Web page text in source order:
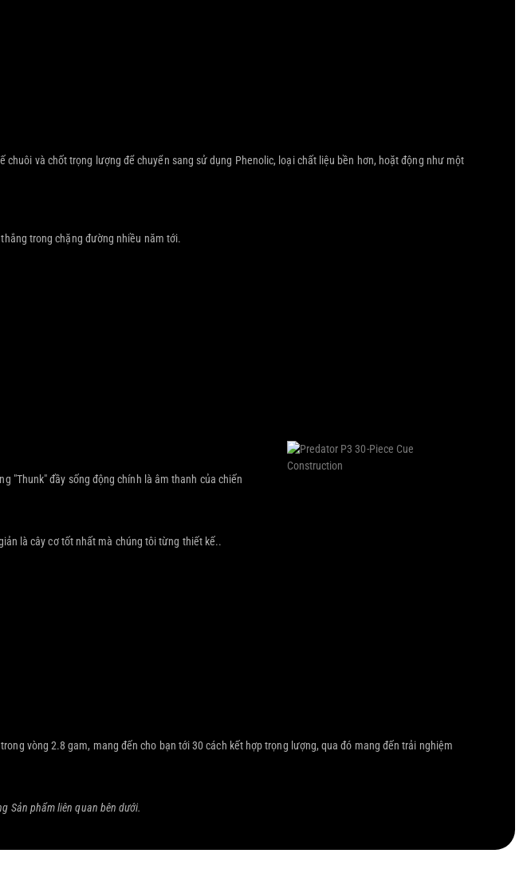
và chốt trọng lượng để chuyển sang sử dụng Phenolic, loại chất liệu bền hơn, hoặt động như một
trong chặng đường nhiều năm tới.
"Thunk" đầy sống động chính là âm thanh của chiến
là cây cơ tốt nhất mà chúng tôi từng thiết kế..
vòng 2.8 gam, mang đến cho bạn tới 30 cách kết hợp trọng lượng, qua đó mang đến trải nghiệm
Sản phẩm liên quan bên dưới.